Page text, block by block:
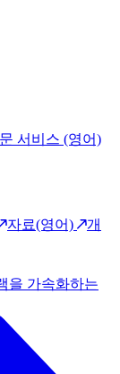
서비스 (영어)
자료(영어)
개
을 가속화하는